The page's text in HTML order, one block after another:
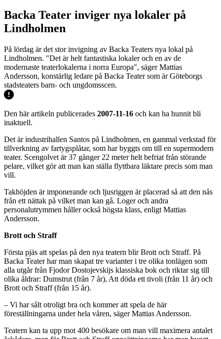
Backa Teater inviger nya lokaler på
Lindholmen
På lördag är det stor invigning av Backa Teaters nya lokal på
Lindholmen. "Det är helt fantastiska lokaler och en av de
modernaste teaterlokalerna i norra Europa", säger Mattias
Andersson, konstärlig ledare på Backa Teater som är Göteborgs
stadsteaters barn- och ungdomsscen.
Den här artikeln publicerades 2007-11-16 och kan ha hunnit bli
inaktuell.
Det är industrihallen Santos på Lindholmen, en gammal verkstad för
tillverkning av fartygsplåtar, som har byggts om till en supermodern
teater. Scengolvet är 37 gånger 22 meter helt befriat från störande
pelare, vilket gör att man kan ställa flyttbara läktare precis som man
vill.
Takhöjden är imponerande och ljusriggen är placerad så att den nås
från ett nättak på vilket man kan gå. Loger och andra
personalutrymmen håller också högsta klass, enligt Mattias
Andersson.
Brott och Straff
Första pjäs att spelas på den nya teatern blir Brott och Straff. På
Backa Teater har man skapat tre varianter i tre olika tonlägen som
alla utgår från Fjodor Dostojevskijs klassiska bok och riktar sig till
olika åldrar: Dumstrut (från 7 år), Att döda ett tivoli (från 11 år) och
Brott och Straff (från 15 år).
– Vi har sålt otroligt bra och kommer att spela de här
föreställningarna under hela våren, säger Mattias Andersson.
Teatern kan ta upp mot 400 besökare om man vill maximera antalet